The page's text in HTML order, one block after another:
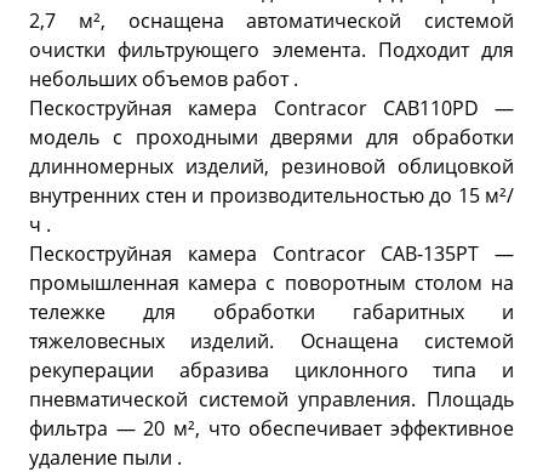
2,7 м², оснащена автоматической системой
очистки фильтрующего элемента. Подходит для
небольших объемов работ .
Пескоструйная камера Contracor CAB110PD —
модель с проходными дверями для обработки
длинномерных изделий, резиновой облицовкой
внутренних стен и производительностью до 15 м²/
ч .
Пескоструйная камера Contracor CAB-135PT —
промышленная камера с поворотным столом на
тележке для обработки габаритных и
тяжеловесных изделий. Оснащена системой
рекуперации абразива циклонного типа и
пневматической системой управления. Площадь
фильтра — 20 м², что обеспечивает эффективное
удаление пыли .